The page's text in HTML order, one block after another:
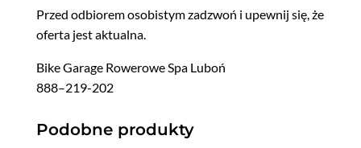
Przed odbiorem oso­bistym zadz­woń i upewnij się, że
ofer­ta jest aktualna.
Bike Garage Rowerowe Spa Luboń
888–219-202
Podobne produkty